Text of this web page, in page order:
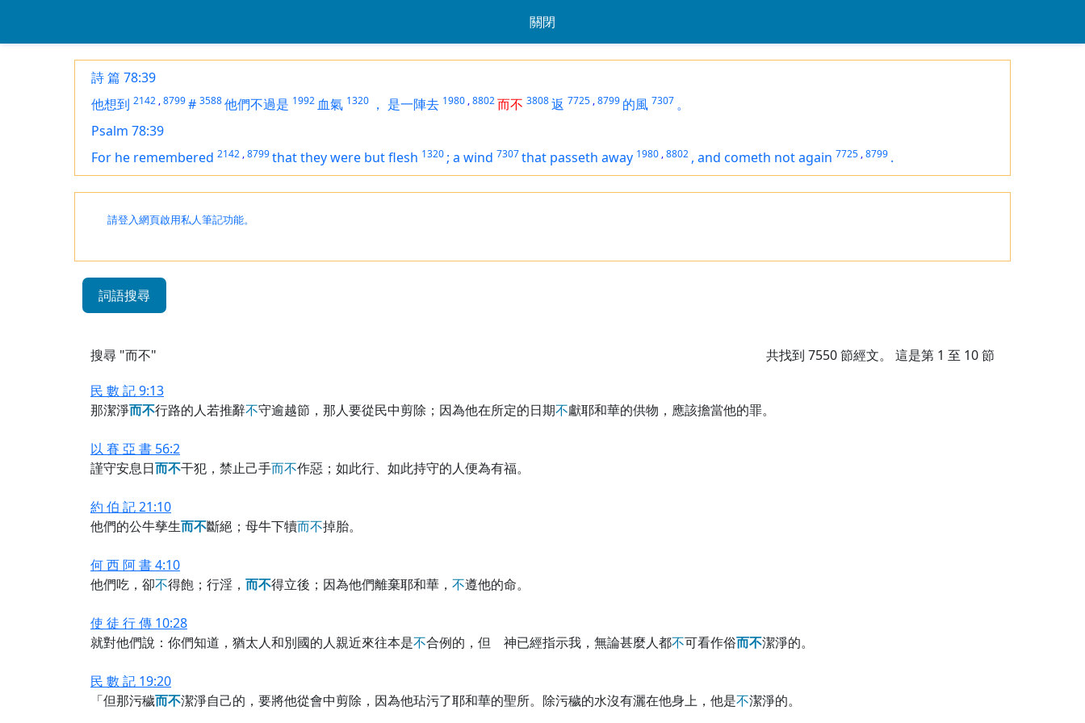
關閉
詩 篇 78:39
他想到 2142 ,8799# 3588他們不過是 1992 血氣 1320 ， 是一陣去 1980 ,8802而不 3808返 7725 ,8799 的風 7307 。
Psalm 78:39
For he remembered 2142 ,8799that theywere butflesh 1320 ; a wind 7307that passeth away 1980 ,8802 , and cometh not again 7725 ,8799 .
請登入網頁啟用私人筆記功能。
詞語搜尋
搜尋 "而不" 共找到 7550節經文。 這是第 1 至 10 節
民 數 記 9:13
那潔淨而不行路的人若推辭不守逾越節，那人要從民中剪除；因為他在所定的日期不獻耶和華的供物，應該擔當他的罪。
以 賽 亞 書 56:2
謹守安息日而不干犯，禁止己手而不作惡；如此行、如此持守的人便為有福。
約 伯 記 21:10
他們的公牛孳生而不斷絕；母牛下犢而不掉胎。
何 西 阿 書 4:10
他們吃，卻不得飽；行淫， 而不得立後；因為他們離棄耶和華， 不遵他的命。
使 徒 行 傳 10:28
就對他們說：你們知道，猶太人和別國的人親近來往本是不合例的，但 神已經指示我，無論甚麼人都不可看作俗而不潔淨的。
民 數 記 19:20
「但那污穢而不潔淨自己的，要將他從會中剪除，因為他玷污了耶和華的聖所。除污穢的水沒有灑在他身上，他是不潔淨的。